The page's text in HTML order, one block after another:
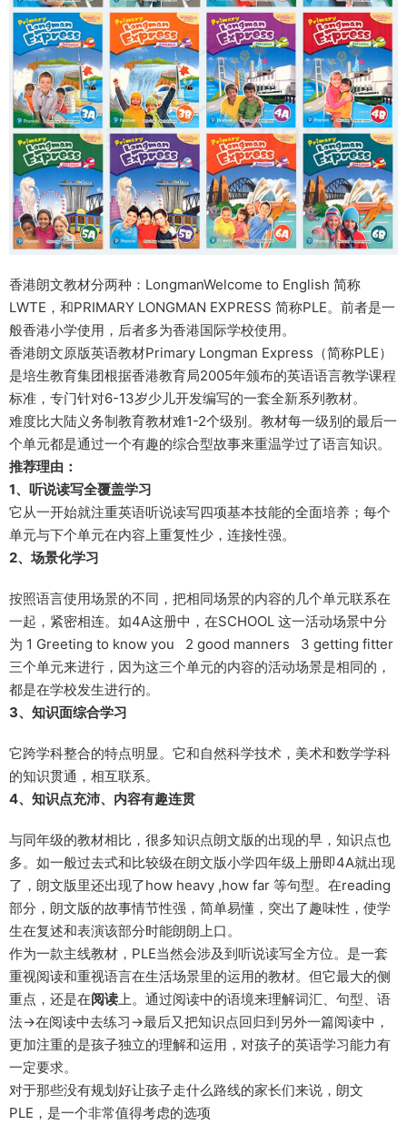
香港朗文教材分两种：LongmanWelcome to English 简称
LWTE，和PRIMARY LONGMAN EXPRESS 简称PLE。前者是一
般香港小学使用，后者多为香港国际学校使用。
香港朗文原版英语教材Primary Longman Express（简称PLE）
是培生教育集团根据香港教育局2005年颁布的英语语言教学课程
标准，专门针对6-13岁少儿开发编写的一套全新系列教材。
难度比大陆义务制教育教材难1-2个级别。教材每一级别的最后一
个单元都是通过一个有趣的综合型故事来重温学过了语言知识。
推荐理由：
1、听说读写全覆盖学习
它从一开始就注重英语听说读写四项基本技能的全面培养；每个
单元与下个单元在内容上重复性少，连接性强。
2、场景化学习
按照语言使用场景的不同，把相同场景的内容的几个单元联系在
一起，紧密相连。如4A这册中，在SCHOOL 这一活动场景中分
为 1 Greeting to know you 2 good manners 3 getting fitter
三个单元来进行，因为这三个单元的内容的活动场景是相同的，
都是在学校发生进行的。
3、知识面综合学习
它跨学科整合的特点明显。它和自然科学技术，美术和数学学科
的知识贯通，相互联系。
4、知识点充沛、内容有趣连贯
与同年级的教材相比，很多知识点朗文版的出现的早，知识点也
多。如一般过去式和比较级在朗文版小学四年级上册即4A就出现
了，朗文版里还出现了how heavy ,how far 等句型。在reading
部分，朗文版的故事情节性强，简单易懂，突出了趣味性，使学
生在复述和表演该部分时能朗朗上口。
作为一款主线教材，PLE当然会涉及到听说读写全方位。是一套
重视阅读和重视语言在生活场景里的运用的教材。但它最大的侧
重点，还是在阅读上。通过阅读中的语境来理解词汇、句型、语
法→在阅读中去练习→最后又把知识点回归到另外一篇阅读中，
更加注重的是孩子独立的理解和运用，对孩子的英语学习能力有
一定要求。
对于那些没有规划好让孩子走什么路线的家长们来说，朗文
PLE，是一个非常值得考虑的选项